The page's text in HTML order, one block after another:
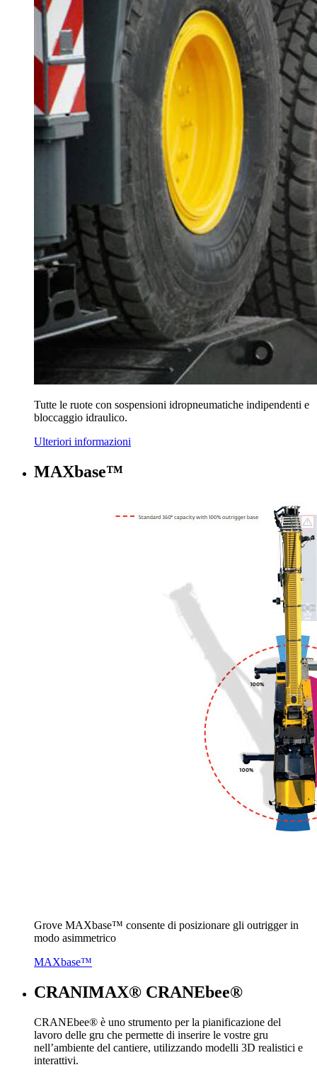
Tutte le ruote con sospensioni idropneumatiche indipendenti e
bloccaggio idraulico.
Ulteriori informazioni
MAXbase™
Grove MAXbase™ consente di posizionare gli outrigger in
modo asimmetrico
MAXbase™
CRANIMAX® CRANEbee®
CRANEbee® è uno strumento per la pianificazione del
lavoro delle gru che permette di inserire le vostre gru
nell’ambiente del cantiere, utilizzando modelli 3D realistici e
interattivi.